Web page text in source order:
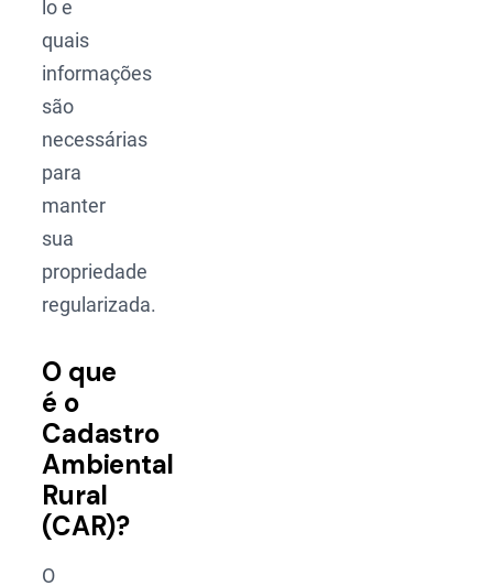
lo e
quais
informações
são
necessárias
para
manter
sua
propriedade
regularizada.
O que
é o
Cadastro
Ambiental
Rural
(CAR)?
O